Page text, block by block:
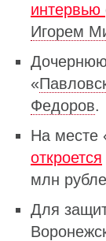
интервью
Игорем
Дочернюю
«
Федоров.
На месте
откроется
млн
Для